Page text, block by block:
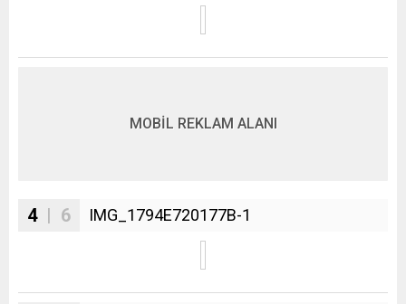
MOBİL REKLAM ALANI
4| 6 IMG_1794E720177B-1